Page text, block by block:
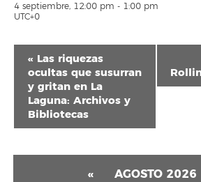
4 septiembre, 12:00 pm - 1:00 pm
UTC+0
Navegación
del
Evento
« Las riquezas
ocultas que susurran
y gritan en La
Laguna: Archivos y
Bibliotecas
« AGOSTO 2026